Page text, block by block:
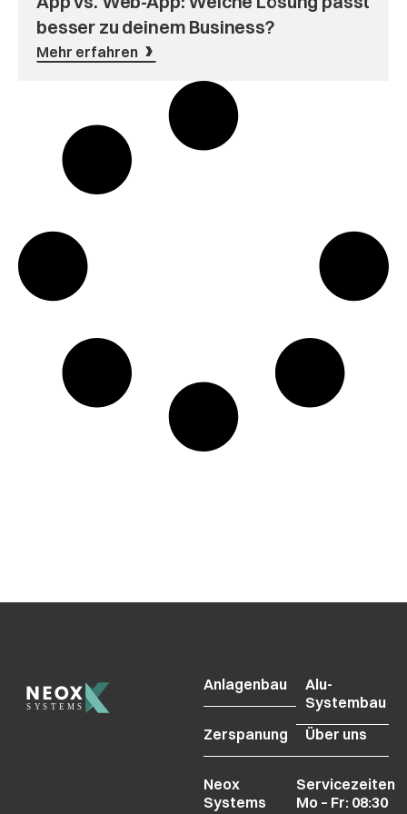
besser zu deinem Business?
Mehr erfahren
Anlagenbau
Alu-
Systembau
Zerspanung
Über uns
Neox
Systems
Servicezeiten
Mo – Fr: 08:30